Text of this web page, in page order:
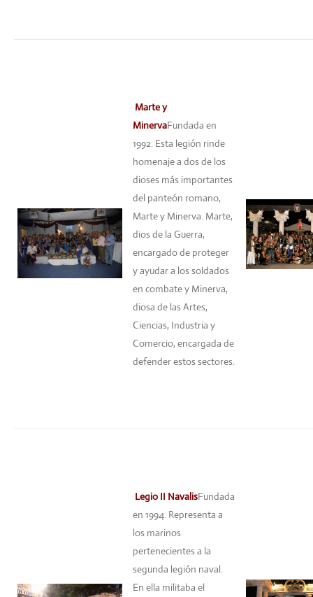
Marte y
MinervaFundada en
1992. Esta legión rinde
homenaje a dos de los
dioses más importantes
del panteón romano,
Marte y Minerva. Marte,
dios de la Guerra,
encargado de proteger
y ayudar a los soldados
en combate y Minerva,
diosa de las Artes,
Ciencias, Industria y
Comercio, encargada de
defender estos sectores.
Legio II NavalisFundada
en 1994. Representa a
los marinos
pertenecientes a la
segunda legión naval.
En ella militaba el